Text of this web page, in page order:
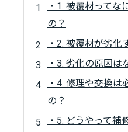
・1. 被覆材ってな
の？
・2. 被覆材が劣化
・3. 劣化の原因は
・4. 修理や交換は
の？
・5. どうやって補